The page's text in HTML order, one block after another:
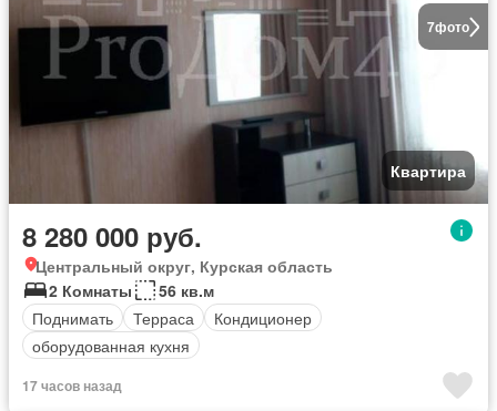
7фото
Квартира
8 280 000 руб.
Центральный округ, Курская область
2 Комнаты
56 кв.м
Поднимать
Терраса
Кондиционер
оборудованная кухня
17 часов назад